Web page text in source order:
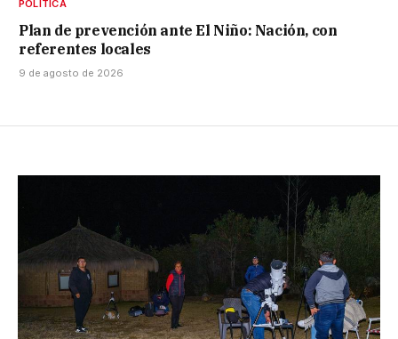
POLÍTICA
Plan de prevención ante El Niño: Nación, con
referentes locales
9 de agosto de 2026